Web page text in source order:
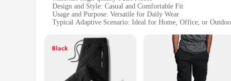
Design and Style: Casual and Comfortable Fit
Usage and Purpose: Versatile for Daily Wear
Typical Adaptive Scenario: Ideal for Home, Office, or
Performance and Property: Durable and Easy to Maintain
Features:
**Unmatched Comfort and Style**
The флисовые штаны, or faux fleece pants, are the epitome
ensures a soft touch against the skin, making them perfect